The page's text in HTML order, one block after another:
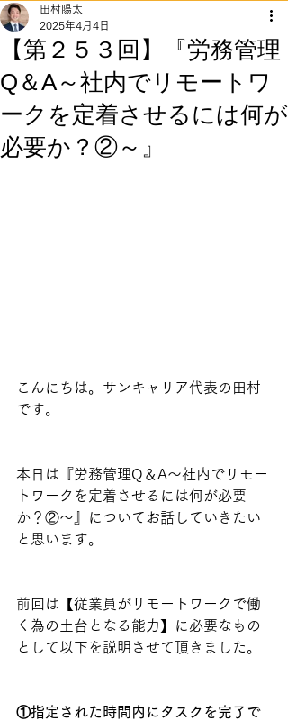
【第２５３回】『労務管理
Q＆A～社内でリモートワ
ークを定着させるには何が
必要か？②～』
田村陽太
2025年4月4日
こんにちは。サンキャリア代表の田村
です。
本日は『労務管理Q＆A～社内でリモー
トワークを定着させるには何が必要
か？②～』についてお話していきたい
と思います。
前回は【従業員がリモートワークで働
く為の土台となる能力】に必要なもの
として以下を説明させて頂きました。
①指定された時間内にタスクを完了で